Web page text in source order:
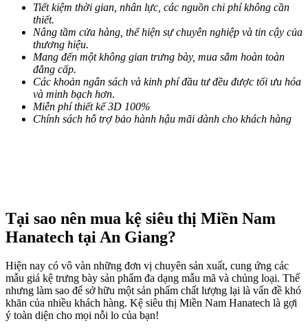
Tiết kiệm thời gian, nhân lực, các nguồn chi phí không cần
thiết.
Nâng tầm cửa hàng, thể hiện sự chuyên nghiệp và tin cậy của
thương hiệu.
Mang đến một không gian trưng bày, mua sắm hoàn toàn
đẳng cấp.
Các khoản ngân sách và kinh phí đầu tư đều được tối ưu hóa
và minh bạch hơn.
Miễn phí thiết kế 3D 100%
Chính sách hỗ trợ bảo hành hậu mãi dành cho khách hàng
Tại sao nên mua kệ siêu thị Miền Nam
Hanatech tại An Giang?
Hiện nay có vô vàn những đơn vị chuyên sản xuất, cung ứng các
mẫu giá kệ trưng bày sản phẩm đa dạng mẫu mã và chủng loại. Thế
nhưng làm sao để sở hữu một sản phẩm chất lượng lại là vấn đề khó
khăn của nhiều khách hàng. Kệ siêu thị Miền Nam Hanatech là gợi
ý toàn diện cho mọi nỗi lo của bạn!